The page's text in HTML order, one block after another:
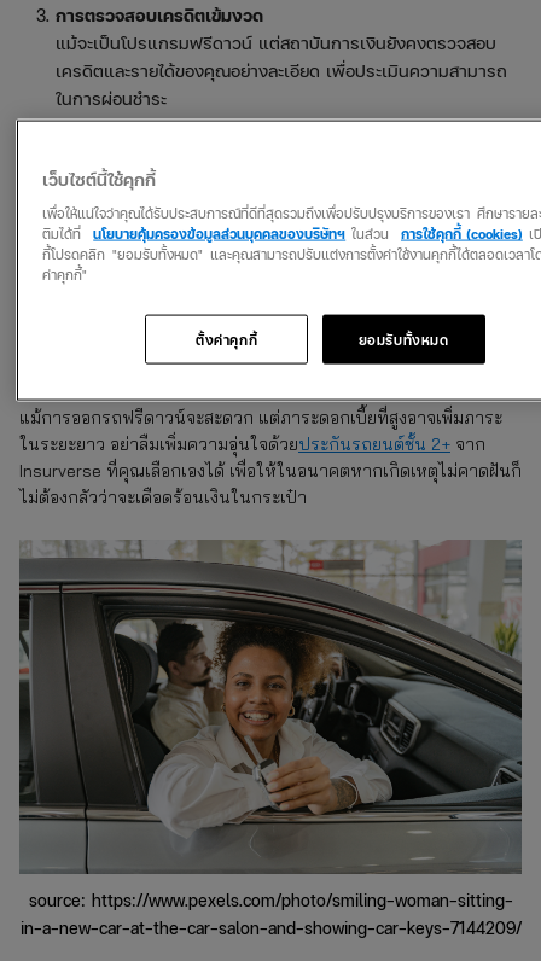
การตรวจสอบเครดิตเข้มงวด
แม้จะเป็นโปรแกรมฟรีดาวน์ แต่สถาบันการเงินยังคงตรวจสอบ
เครดิตและรายได้ของคุณอย่างละเอียด เพื่อประเมินความสามารถ
ในการผ่อนชำระ
เหมาะสม
คุณเพิ่งเริ่มต้นงานใหม่และมีรายได้ประจำ แต่ยังไม่มีเงินเก็บมาก
พอสำหรับการดาวน์รถ
คุณต้องการรถเพื่อใช้งานด่วน เช่น เพื่อเดินทางไปทำงานหรือใช้ใน
การประกอบอาชีพ
คุณมั่นใจในรายได้และการบริหารการเงินของตัวเอง สามารถ
จัดการค่างวดรายเดือนที่เพิ่มขึ้นได้
แม้การออกรถฟรีดาวน์จะสะดวก แต่ภาระดอกเบี้ยที่สูงอาจเพิ่มภาระ
ในระยะยาว อย่าลืมเพิ่มความอุ่นใจด้วยประกันรถยนต์ชั้น 2+ จาก
Insurverse ที่คุณเลือกเองได้ เพื่อให้ในอนาคตหากเกิดเหตุไม่คาดฝันก็
ไม่ต้องกลัวว่าจะเดือดร้อนเงินในกระเป๋า
source: https://www.pexels.com/photo/smiling-woman-sitting-
in-a-new-car-at-the-car-salon-and-showing-car-keys-7144209/
เว็บไซต์นี้ใช้คุกกี้
เพื่อให้แน่ใจว่าคุณได้รับประสบการณ์ที่ดีที่สุดรวมถึงเพื่อปรับปรุงบริการของเรา ศึกษารายล
ติมได้ที่
นโยบายคุ้มครองข้อมูลส่วนบุคคลของบริษัทฯ ในส่วน การใช้คุกกี้ (cookies) เ
กี้โปรดคลิก "ยอมรับทั้งหมด" และคุณสามารถปรับแต่งการตั้งค่าใช้งานคุกกี้ได้ตลอดเวลา
ค่าคุกกี้"
ยอมรับทั้งหมด
ตั้งค่าคุกกี้